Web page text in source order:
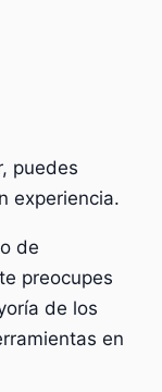
puedes
experiencia.
de
preocupes
de los
en